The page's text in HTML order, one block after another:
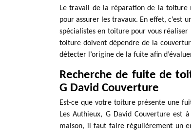
Le travail de la réparation de la toiture
pour assurer les travaux. En effet, c’est
spécialistes en toiture pour vous
toiture doivent dépendre de la
détecter l’origine de la fuite afin
Recherche de fuite de
G David Couverture
Est-ce que votre toiture présente une
Les Authieux, G David Couverture
maison, il faut faire régulièrement un